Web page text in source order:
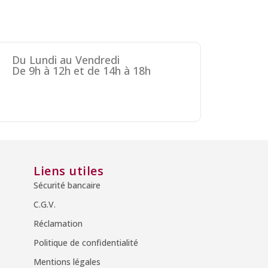
Du Lundi au Vendredi
De 9h à 12h et de 14h à 18h
Liens utiles
Sécurité bancaire
C.G.V.
Réclamation
Politique de confidentialité
Mentions légales